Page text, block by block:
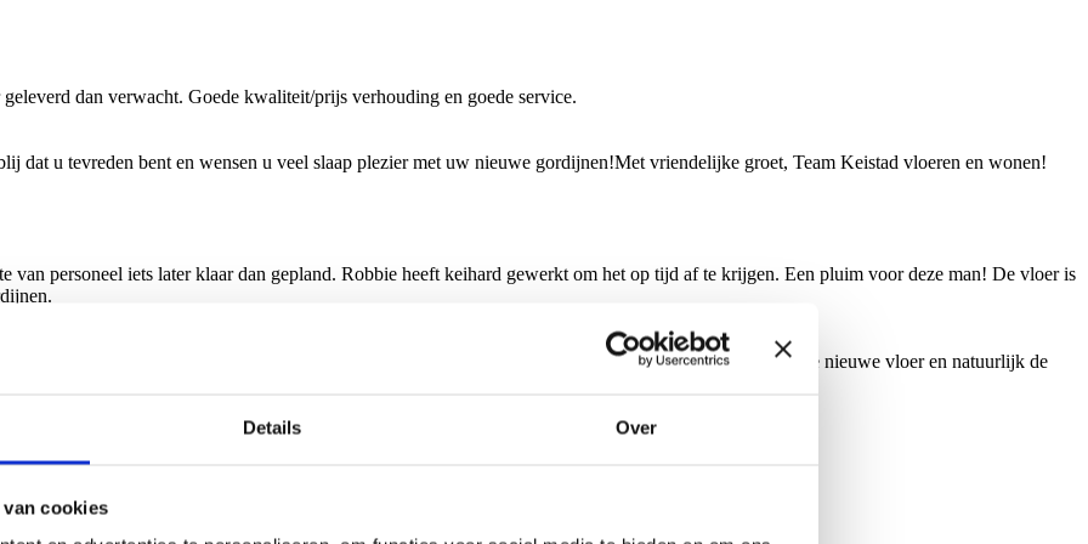
Details Over
cookies
dan verwacht. Goede kwaliteit/prijs verhouding en goede service.
dat u tevreden bent en wensen u veel slaap plezier met uw nieuwe gordijnen!Met vriendelijke groet, Team Keistad vloeren en wonen!
personeel iets later klaar dan gepland. Robbie heeft keihard gewerkt om het op tijd af te krijgen. Een pluim voor deze man! De vloer is
leggen van de vloer. En natuurlijk voor de prachtige review en wensen u veel plezier met uw prachtige nieuwe vloer en natuurlijk de